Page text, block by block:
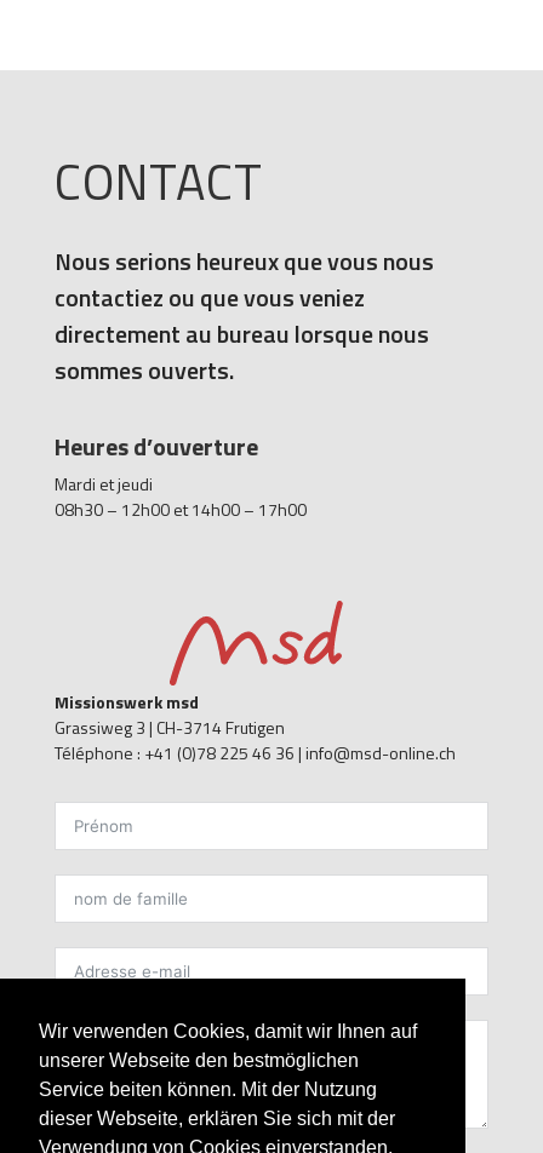
Wir verwenden Cookies, damit wir Ihnen auf
unserer Webseite den bestmöglichen
Service beiten können. Mit der Nutzung
dieser Webseite, erklären Sie sich mit der
Verwendung von Cookies einverstanden.
CONTACT
Nous serions heureux que vous nous
contactiez ou que vous veniez
directement au bureau lorsque nous
sommes ouverts.
Heures d’ouverture
Mardi et jeudi
08h30 – 12h00 et 14h00 – 17h00
Missionswerk msd
Grassiweg 3 | CH-3714 Frutigen
Téléphone : +41 (0)78 225 46 36 | info@msd-online.ch